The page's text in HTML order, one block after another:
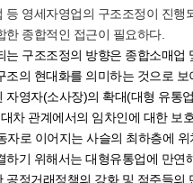
등 영세자영업의 구조조정이 진
한 종합적인 접근이 필요하다.
는 구조조정의 방향은 종합소매
조의 현대화를 의미하는 것으로
자영자(소사장)의 확대(대형 유통
차 관계에서의 임차인에 대한 보
자로 이어지는 사슬의 최하층에
하기 위해서는 대형유통업에 만
공정거래정책의 강화 및 점주들